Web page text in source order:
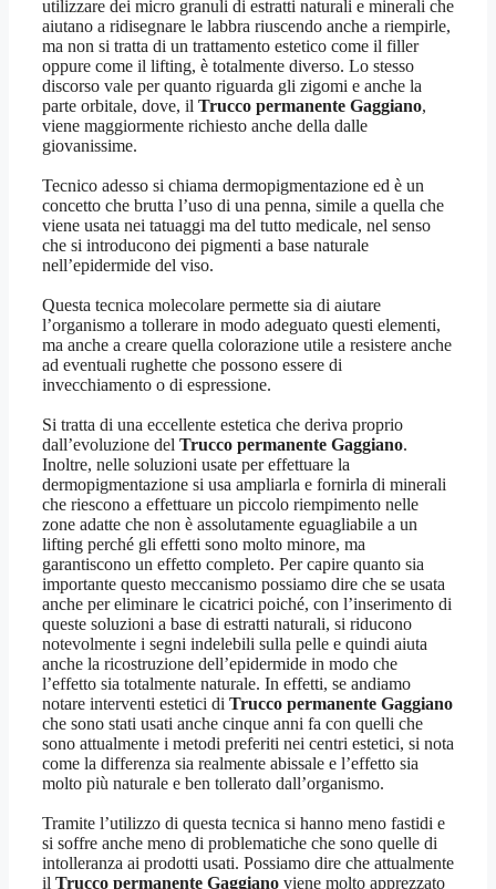
utilizzare dei micro granuli di estratti naturali e minerali che
aiutano a ridisegnare le labbra riuscendo anche a riempirle,
ma non si tratta di un trattamento estetico come il filler
oppure come il lifting, è totalmente diverso. Lo stesso
discorso vale per quanto riguarda gli zigomi e anche la
parte orbitale, dove, il Trucco permanente Gaggiano,
viene maggiormente richiesto anche della dalle
giovanissime.
Tecnico adesso si chiama dermopigmentazione ed è un
concetto che brutta l’uso di una penna, simile a quella che
viene usata nei tatuaggi ma del tutto medicale, nel senso
che si introducono dei pigmenti a base naturale
nell’epidermide del viso.
Questa tecnica molecolare permette sia di aiutare
l’organismo a tollerare in modo adeguato questi elementi,
ma anche a creare quella colorazione utile a resistere anche
ad eventuali rughette che possono essere di
invecchiamento o di espressione.
Si tratta di una eccellente estetica che deriva proprio
dall’evoluzione del Trucco permanente Gaggiano.
Inoltre, nelle soluzioni usate per effettuare la
dermopigmentazione si usa ampliarla e fornirla di minerali
che riescono a effettuare un piccolo riempimento nelle
zone adatte che non è assolutamente eguagliabile a un
lifting perché gli effetti sono molto minore, ma
garantiscono un effetto completo. Per capire quanto sia
importante questo meccanismo possiamo dire che se usata
anche per eliminare le cicatrici poiché, con l’inserimento di
queste soluzioni a base di estratti naturali, si riducono
notevolmente i segni indelebili sulla pelle e quindi aiuta
anche la ricostruzione dell’epidermide in modo che
l’effetto sia totalmente naturale. In effetti, se andiamo
notare interventi estetici di Trucco permanente Gaggiano
che sono stati usati anche cinque anni fa con quelli che
sono attualmente i metodi preferiti nei centri estetici, si nota
come la differenza sia realmente abissale e l’effetto sia
molto più naturale e ben tollerato dall’organismo.
Tramite l’utilizzo di questa tecnica si hanno meno fastidi e
si soffre anche meno di problematiche che sono quelle di
intolleranza ai prodotti usati. Possiamo dire che attualmente
il Trucco permanente Gaggiano viene molto apprezzato